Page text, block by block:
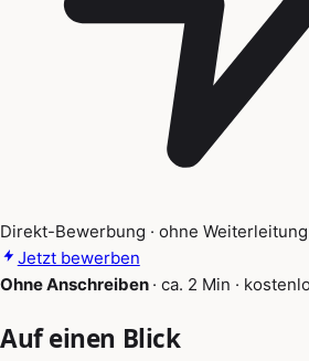
Direkt-Bewerbung · ohne Weiterleitung
Jetzt bewerben
Ohne Anschreiben · ca. 2 Min ·
Auf einen Blick